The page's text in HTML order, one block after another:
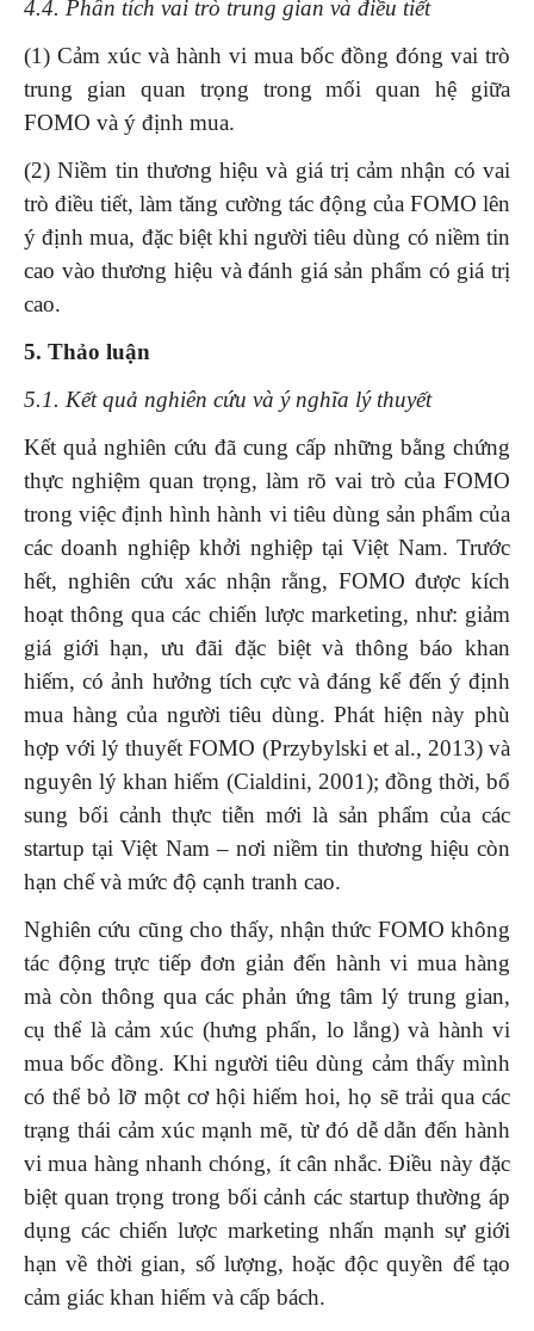
4.4. Phân tích vai trò trung gian và điều tiết
(1) Cảm xúc và hành vi mua bốc đồng đóng vai trò
trung gian quan trọng trong mối quan hệ giữa
FOMO và ý định mua.
(2) Niềm tin thương hiệu và giá trị cảm nhận có vai
trò điều tiết, làm tăng cường tác động của FOMO lên
ý định mua, đặc biệt khi người tiêu dùng có niềm tin
cao vào thương hiệu và đánh giá sản phẩm có giá trị
cao.
5. Thảo luận
5.1. Kết quả nghiên cứu và ý nghĩa lý thuyết
Kết quả nghiên cứu đã cung cấp những bằng chứng
thực nghiệm quan trọng, làm rõ vai trò của FOMO
trong việc định hình hành vi tiêu dùng sản phẩm của
các doanh nghiệp khởi nghiệp tại Việt Nam. Trước
hết, nghiên cứu xác nhận rằng, FOMO được kích
hoạt thông qua các chiến lược marketing, như: giảm
giá giới hạn, ưu đãi đặc biệt và thông báo khan
hiếm, có ảnh hưởng tích cực và đáng kể đến ý định
mua hàng của người tiêu dùng. Phát hiện này phù
hợp với lý thuyết FOMO (Przybylski et al., 2013) và
nguyên lý khan hiếm (Cialdini, 2001); đồng thời, bổ
sung bối cảnh thực tiễn mới là sản phẩm của các
startup tại Việt Nam – nơi niềm tin thương hiệu còn
hạn chế và mức độ cạnh tranh cao.
Nghiên cứu cũng cho thấy, nhận thức FOMO không
tác động trực tiếp đơn giản đến hành vi mua hàng
mà còn thông qua các phản ứng tâm lý trung gian,
cụ thể là cảm xúc (hưng phấn, lo lắng) và hành vi
mua bốc đồng. Khi người tiêu dùng cảm thấy mình
có thể bỏ lỡ một cơ hội hiếm hoi, họ sẽ trải qua các
trạng thái cảm xúc mạnh mẽ, từ đó dễ dẫn đến hành
vi mua hàng nhanh chóng, ít cân nhắc. Điều này đặc
biệt quan trọng trong bối cảnh các startup thường áp
dụng các chiến lược marketing nhấn mạnh sự giới
hạn về thời gian, số lượng, hoặc độc quyền để tạo
cảm giác khan hiếm và cấp bách.